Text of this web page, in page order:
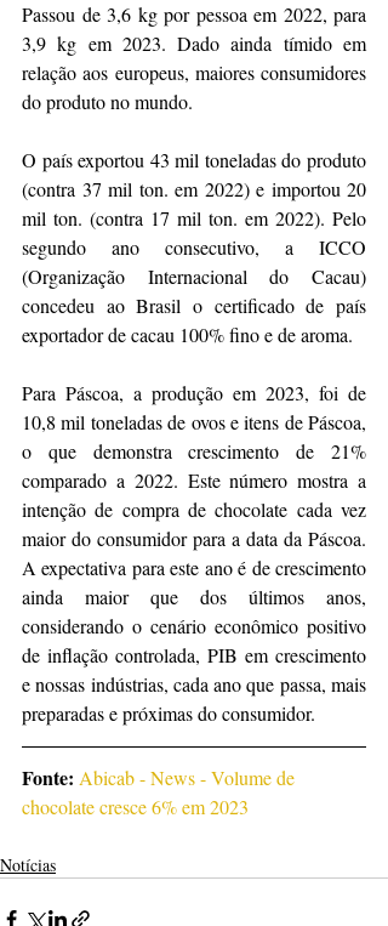
Passou de 3,6 kg por pessoa em 2022, para
3,9 kg em 2023. Dado ainda tímido em
relação aos europeus, maiores consumidores
do produto no mundo.
O país exportou 43 mil toneladas do produto
(contra 37 mil ton. em 2022) e importou 20
mil ton. (contra 17 mil ton. em 2022). Pelo
segundo ano consecutivo, a ICCO
(Organização Internacional do Cacau)
concedeu ao Brasil o certificado de país
exportador de cacau 100% fino e de aroma.
Para Páscoa, a produção em 2023, foi de
10,8 mil toneladas de ovos e itens de Páscoa,
o que demonstra crescimento de 21%
comparado a 2022. Este número mostra a
intenção de compra de chocolate cada vez
maior do consumidor para a data da Páscoa.
A expectativa para este ano é de crescimento
ainda maior que dos últimos anos,
considerando o cenário econômico positivo
de inflação controlada, PIB em crescimento
e nossas indústrias, cada ano que passa, mais
preparadas e próximas do consumidor.
Fonte: Abicab - News - Volume de
chocolate cresce 6% em 2023
Notícias